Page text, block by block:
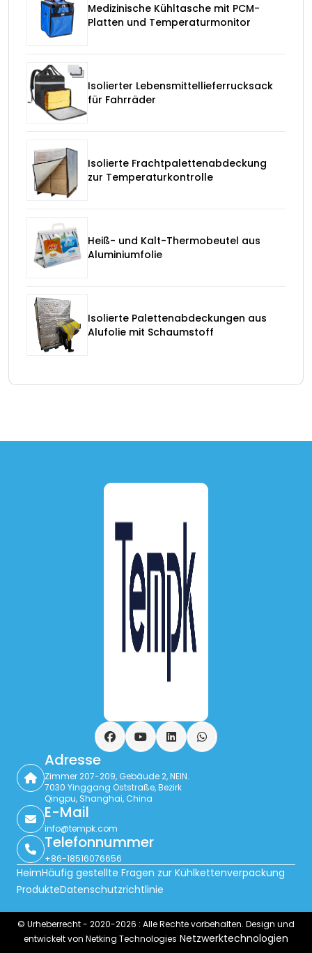
Medizinische Kühltasche mit PCM-
Platten und Temperaturmonitor
Isolierter Lebensmittellieferrucksack
für Fahrräder
Isolierte Frachtpalettenabdeckung
zur Temperaturkontrolle
Heiß- und Kalt-Thermobeutel aus
Aluminiumfolie
Isolierte Palettenabdeckungen aus
Alufolie mit Schaumstoff
FacebookYouTubeLinkedInWhatsApp
Adresse
Zimmer 207-209, Gebäude 2, NEIN.
7030 Yinggang Oststraße, Bezirk
Qingpu, Shanghai, China
E-Mail
info@tempk.com
Telefonnummer
+86-18516076656
HeimHäufig gestellte Fragen zur Kühlkettenverpackung
ProdukteDatenschutzrichtlinie
© Urheberrecht - 2020-2026 : Alle Rechte vorbehalten. Design und
entwickelt von Netking Technologies Netzwerktechnologien